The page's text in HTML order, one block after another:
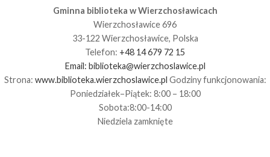
Gminna biblioteka w Wierzchosławicach
Wierzchosławice 696
33-122 Wierzchosławice, Polska
Telefon: +48 14 679 72 15
Email: biblioteka@wierzchoslawice.pl
Strona: www.biblioteka.wierzchoslawice.pl Godziny funkcjonowania:
Poniedziałek–Piątek: 8:00 – 18:00
Sobota:8:00-14:00
Niedziela zamknięte